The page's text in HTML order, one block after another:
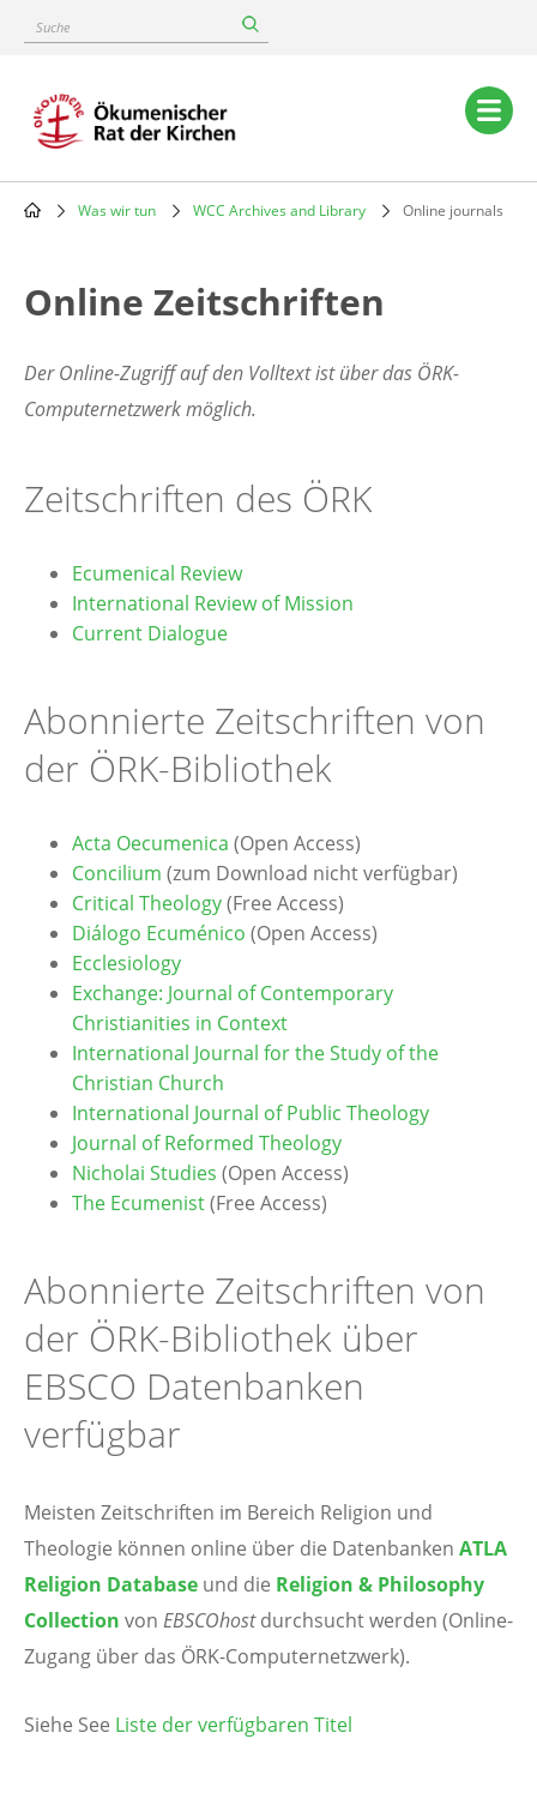
content
Suche
Main
navigation
Was wir tun WCC Archives and Library Online journals
Online Zeitschriften
Der Online-Zugriff auf den Volltext ist über das ÖRK-
Computernetzwerk möglich.
Zeitschriften des ÖRK
Ecumenical Review
International Review of Mission
Current Dialogue
Abonnierte Zeitschriften von
der ÖRK-Bibliothek
Acta Oecumenica (Open Access)
Concilium (zum Download nicht verfügbar)
Critical Theology(Free Access)
Diálogo Ecuménico (Open Access)
Ecclesiology
Exchange: Journal of Contemporary
Christianities in Context
International Journal for the Study of the
Christian Church
International Journal of Public Theology
Journal of Reformed Theology
Nicholai Studies (Open Access)
The Ecumenist(Free Access)
Abonnierte Zeitschriften von
der ÖRK-Bibliothek über
EBSCO Datenbanken
verfügbar
Meisten Zeitschriften im Bereich Religion und
Theologie können online über die Datenbanken ATLA
Religion Database und die Religion & Philosophy
Collection von EBSCOhostdurchsucht werden (Online-
Zugang über das ÖRK-Computernetzwerk).
Siehe See Liste der verfügbaren Titel